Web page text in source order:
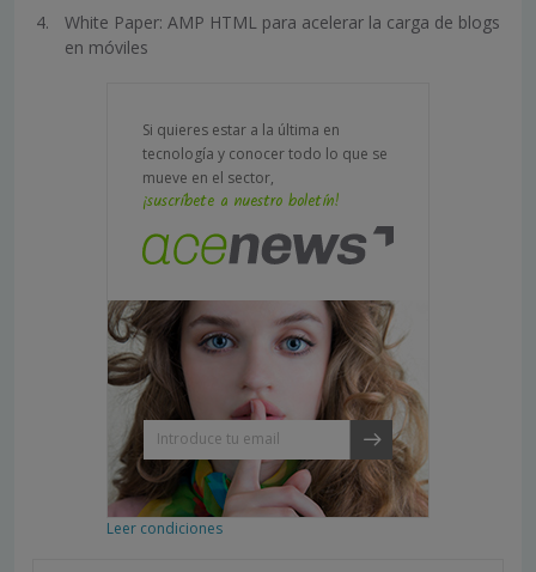
White Paper: AMP HTML para acelerar la carga de blogs
en móviles
Si quieres estar a la última en
tecnología y conocer todo lo que se
mueve en el sector,
¡suscríbete a nuestro boletín!
Leer condiciones